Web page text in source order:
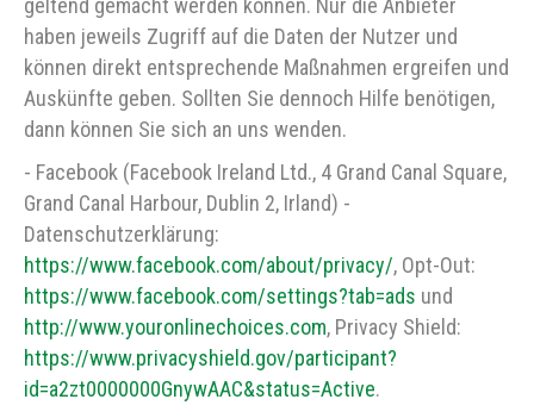
geltend gemacht werden können. Nur die Anbieter
haben jeweils Zugriff auf die Daten der Nutzer und
können direkt entsprechende Maßnahmen ergreifen und
Auskünfte geben. Sollten Sie dennoch Hilfe benötigen,
dann können Sie sich an uns wenden.
- Facebook (Facebook Ireland Ltd., 4 Grand Canal Square,
Grand Canal Harbour, Dublin 2, Irland) -
Datenschutzerklärung:
https://www.facebook.com/about/privacy/, Opt-Out:
https://www.facebook.com/settings?tab=ads und
http://www.youronlinechoices.com, Privacy Shield:
https://www.privacyshield.gov/participant?
id=a2zt0000000GnywAAC&status=Active.